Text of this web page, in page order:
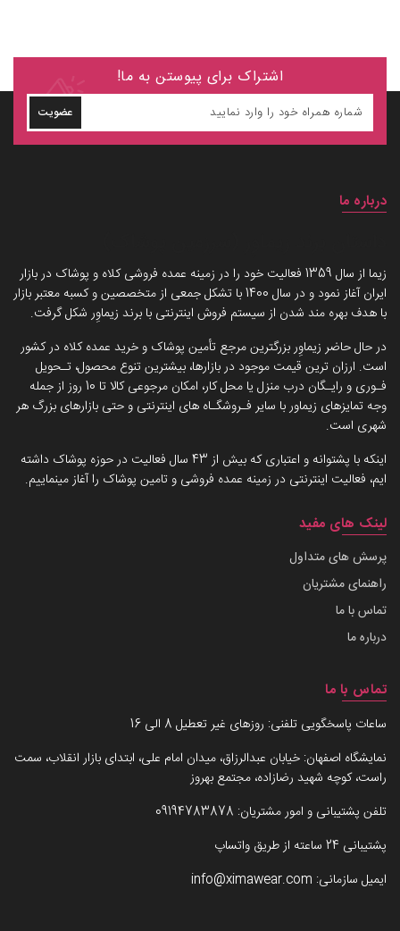
اشتراک برای پیوستن به ما!
عضویت
درباره ما
زیما از سال 1359 فعالیت خود را در زمینه عمده فروشی کلاه و پوشاک در بازار
ایران آغاز نمود و در سال 1400 با تشکل جمعی از متخصصین و کسبه معتبر بازار
با هدف بهره مند شدن از سیستم فروش اینترنتی با برند زیماوِر شکل گرفت.
در حال حاضر زیماوِر بزرگترین مرجع تأمین پوشاک و خرید عمده کلاه در کشور
است. ارزان ترین قیمت موجود در بازارها، بیشترین تنوع محصول، تـحویل
فـوری و رایـگان درب منزل یا محل کار، امکان مرجوعی کالا تا 10 روز از جمله
وجه تمایزهای زیماور با سایر فـروشگـاه های اینترنتی و حتی بازارهای بزرگ هر
شهری است.
اینکه با پشتوانه و اعتباری که بیش از 43 سال فعالیت در حوزه پوشاک داشته
ایم، فعالیت اینترنتی در زمینه عمده فروشی و تامین پوشاک را آغاز مینماییم.
لینک های مفید
پرسش های متداول
راهنمای مشتریان
تماس با ما
درباره ما
تماس با ما
ساعات پاسخگویی تلفنی: روزهای غیر تعطیل 8 الی 16
نمایشگاه اصفهان: خیابان عبدالرزاق، میدان امام علی، ابتدای بازار انقلاب، سمت
راست، کوچه شهید رضازاده، مجتمع بهروز
تلفن پشتیبانی و امور مشتریان: 09194783878
پشتیبانی 24 ساعته از طریق واتساپ
ایمیل سازمانی: info@ximawear.com